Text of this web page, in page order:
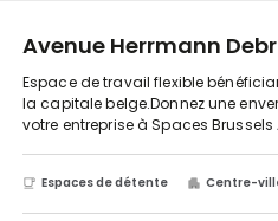
Avenue Herrmann
Espace de travail flexible
la capitale belge.Donnez une
votre entreprise à Spaces
dans une structure commerciale
Auderghem offre trois étages
Espaces de détente Centre-